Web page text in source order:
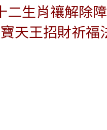
二生肖禳解除障
天王招財祈福